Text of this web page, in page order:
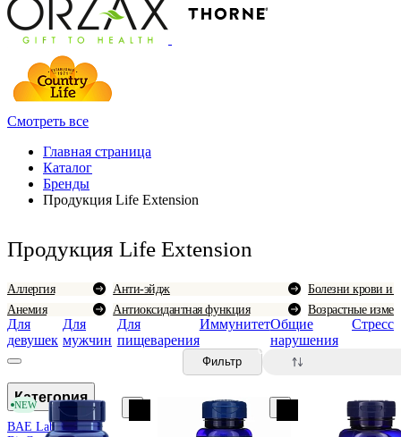
Смотреть все
Главная страница
Каталог
Бренды
Продукция Life Extension
Продукция Life Extension
Аллергия
Анемия
Анти-эйдж
Антиоксидантная функция
Болезни крови и
Возрастные
Для
девушек
Для
мужчин
Для
пищеварения
ИммунитетОбщие
нарушения
Стресс
Категория
BAE Lab
Фильтр
0
NEW